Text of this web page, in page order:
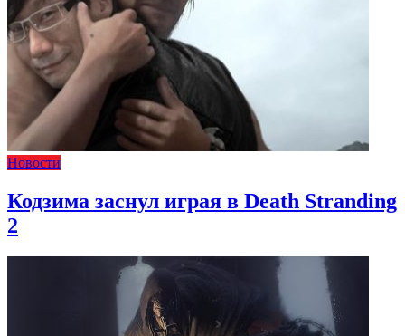
Новости
Кодзима заснул играя в Death Stranding
2